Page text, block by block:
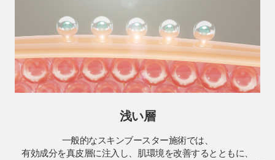
浅い層
一般的なスキンブースター施術では、
有効成分を真皮層に注入し、肌環境を改善するとともに、